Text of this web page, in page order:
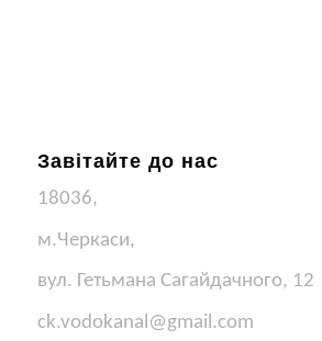
Завітайте до нас
18036,
м.Черкаси,
вул. Гетьмана Сагайдачного, 12
ck.vodokanal@gmail.com